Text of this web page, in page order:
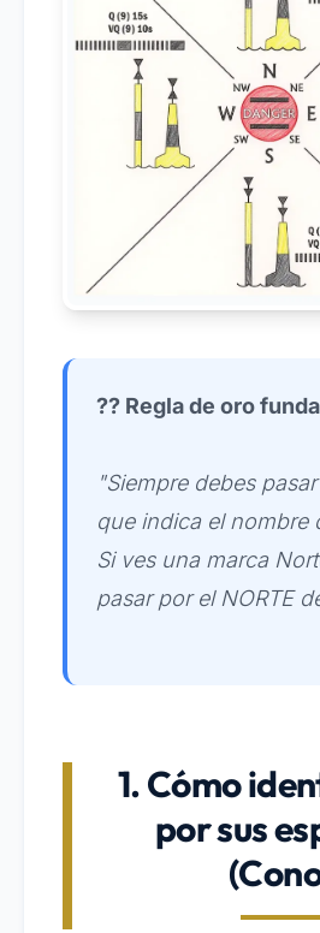
?? Regla de oro
"Siempre debes
que indica el nombre
Si ves una marca
pasar por el NORTE
1. Cómo
por sus